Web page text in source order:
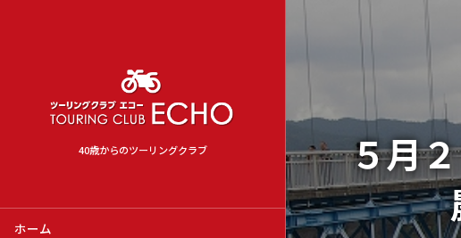
40歳からのツーリングクラブ
ホーム
５月